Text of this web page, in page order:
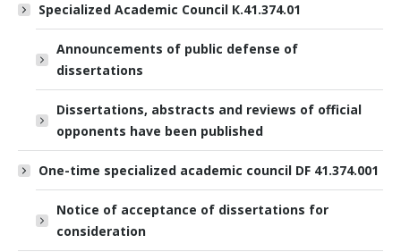
Specialized Academic Council К.41.374.01
Announcements of public defense of
dissertations
Dissertations, abstracts and reviews of official
opponents have been published
One-time specialized academic council DF 41.374.001
Notice of acceptance of dissertations for
consideration